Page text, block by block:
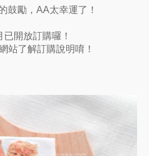
鼓勵，AA太幸運了！
開放訂購囉！
站了解訂購說明唷！